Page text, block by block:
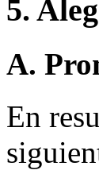
5.
A.
En